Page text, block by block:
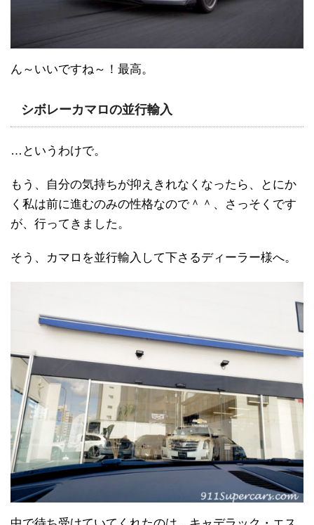
ん～いいですね～！最高。
シボレーカマロの並行輸入
…というわけで。
もう、自分の気持ちが抑えきれなくなったら、とにか
く私は前に進むのみの性格なので＾＾、さっそくです
が、行ってきました。
そう、カマロを並行輸入して下さるディーラー様へ。